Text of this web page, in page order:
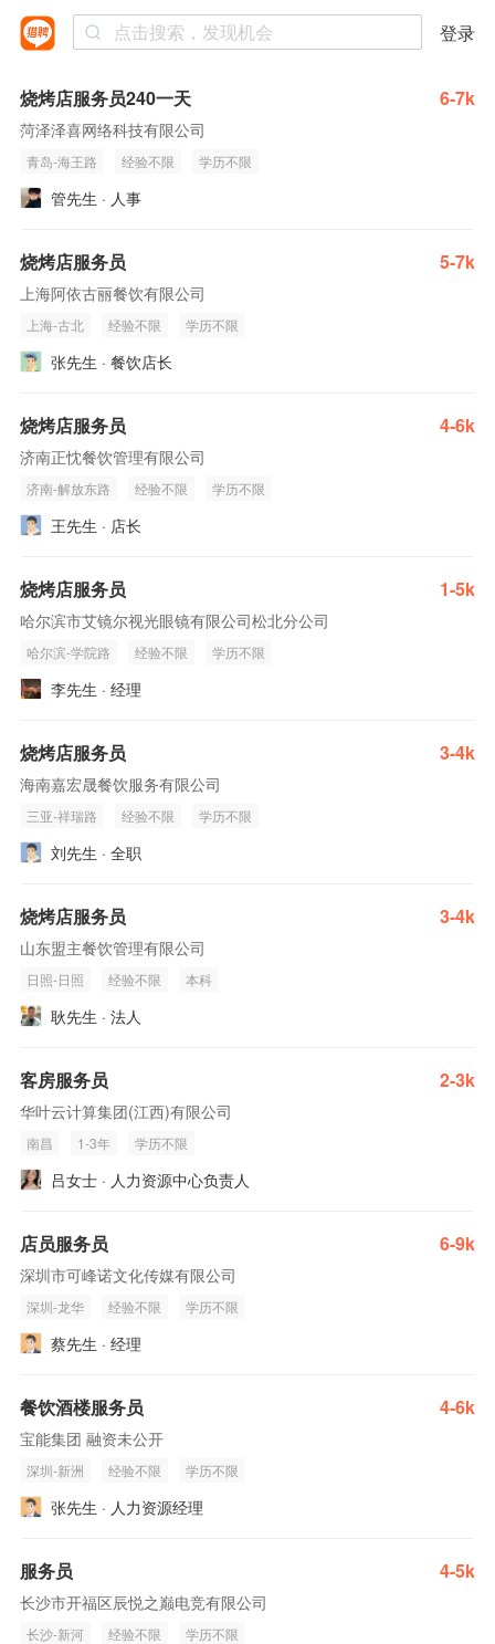
登录
烧烤店服务员240一天 6-7k
菏泽泽喜网络科技有限公司
青岛-海王路 经验不限 学历不限
管先生 · 人事
烧烤店服务员 5-7k
上海阿依古丽餐饮有限公司
上海-古北 经验不限 学历不限
张先生 · 餐饮店长
烧烤店服务员 4-6k
济南正忱餐饮管理有限公司
济南-解放东路 经验不限 学历不限
王先生 · 店长
烧烤店服务员 1-5k
哈尔滨市艾镜尔视光眼镜有限公司松北分公司
哈尔滨-学院路 经验不限 学历不限
李先生 · 经理
烧烤店服务员 3-4k
海南嘉宏晟餐饮服务有限公司
三亚-祥瑞路 经验不限 学历不限
刘先生 · 全职
烧烤店服务员 3-4k
山东盟主餐饮管理有限公司
日照-日照 经验不限 本科
耿先生 · 法人
客房服务员 2-3k
华叶云计算集团(江西)有限公司
南昌 1-3年 学历不限
吕女士 · 人力资源中心负责人
店员服务员 6-9k
深圳市可峰诺文化传媒有限公司
深圳-龙华 经验不限 学历不限
蔡先生 · 经理
餐饮酒楼服务员 4-6k
宝能集团 融资未公开
深圳-新洲 经验不限 学历不限
张先生 · 人力资源经理
服务员 4-5k
长沙市开福区辰悦之巅电竞有限公司
长沙-新河 经验不限 学历不限